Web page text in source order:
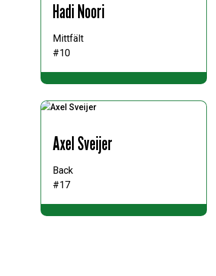
Hadi Noori
Mittfält
#10
Axel Sveijer
Back
#17